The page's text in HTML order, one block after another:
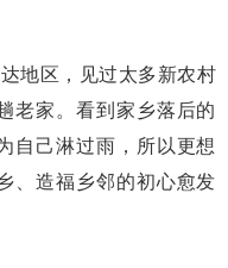
地区，见过太多新农村
老家。看到家乡落后的
自己淋过雨，所以更想
、造福乡邻的初心愈发